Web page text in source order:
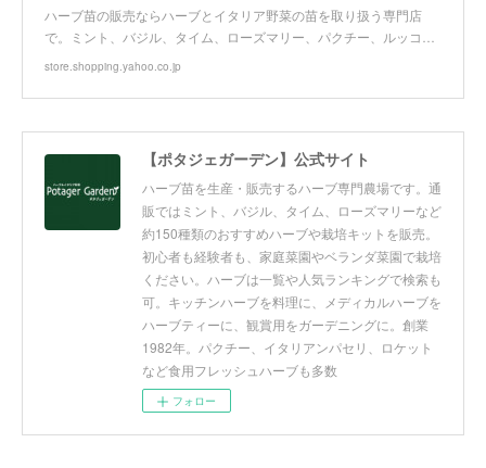
ハーブ苗の販売ならハーブとイタリア野菜の苗を取り扱う専門店
で。ミント、バジル、タイム、ローズマリー、パクチー、ルッコ…
store.shopping.yahoo.co.jp
【ポタジェガーデン】公式サイト
ハーブ苗を生産・販売するハーブ専門農場です。通
販ではミント、バジル、タイム、ローズマリーなど
約150種類のおすすめハーブや栽培キットを販売。
初心者も経験者も、家庭菜園やベランダ菜園で栽培
ください。ハーブは一覧や人気ランキングで検索も
可。キッチンハーブを料理に、メディカルハーブを
ハーブティーに、観賞用をガーデニングに。創業
1982年。パクチー、イタリアンパセリ、ロケット
など食用フレッシュハーブも多数
フォロー